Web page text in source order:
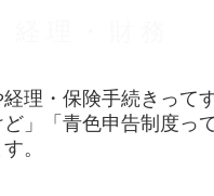
経理・保険手続きって
ど」「青色申告制度っ
。